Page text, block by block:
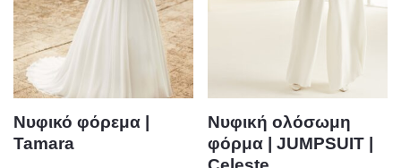
Νυφικό φόρεμα |
Tamara
Νυφική ολόσωμη
φόρμα | JUMPSUIT |